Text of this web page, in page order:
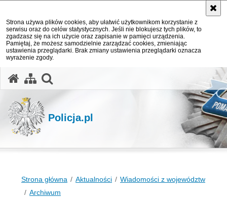
Strona używa plików cookies, aby ułatwić użytkownikom korzystanie z
serwisu oraz do celów statystycznych. Jeśli nie blokujesz tych plików, to
zgadzasz się na ich użycie oraz zapisanie w pamięci urządzenia.
Pamiętaj, że możesz samodzielnie zarządzać cookies, zmieniając
ustawienia przeglądarki. Brak zmiany ustawienia przeglądarki oznacza
wyrażenie zgody.
Policja.pl
Strona główna Aktualności
Wiadomości z województw
Archiwum